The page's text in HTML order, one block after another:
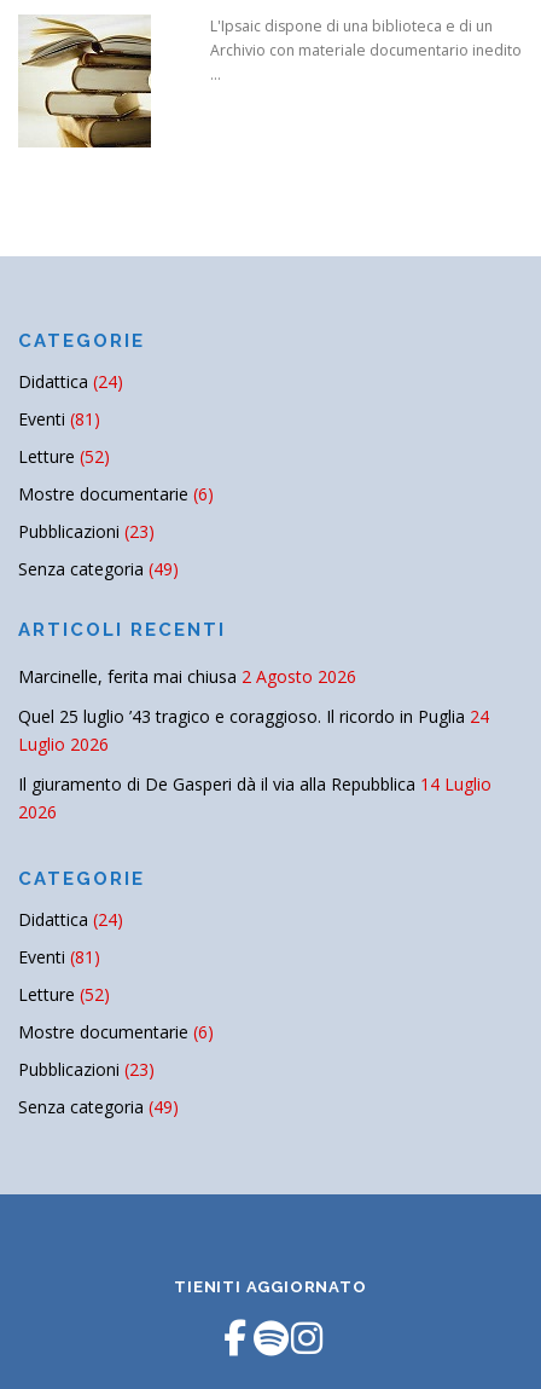
L'Ipsaic dispone di una biblioteca e di un
Archivio con materiale documentario inedito
...
CATEGORIE
Didattica (24)
Eventi (81)
Letture (52)
Mostre documentarie (6)
Pubblicazioni (23)
Senza categoria (49)
ARTICOLI RECENTI
Marcinelle, ferita mai chiusa 2 Agosto 2026
Quel 25 luglio ’43 tragico e coraggioso. Il ricordo in Puglia 24
Luglio 2026
Il giuramento di De Gasperi dà il via alla Repubblica 14 Luglio
2026
CATEGORIE
Didattica (24)
Eventi (81)
Letture (52)
Mostre documentarie (6)
Pubblicazioni (23)
Senza categoria (49)
TIENITI AGGIORNATO